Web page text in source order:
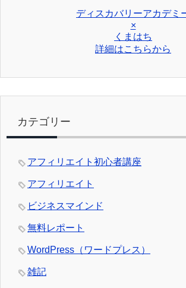
ディスカバリーアカデミ
×
くまはち
詳細はこちらから
カテゴリー
アフィリエイト初心者講座
アフィリエイト
ビジネスマインド
無料レポート
WordPress（ワードプレス）
雑記